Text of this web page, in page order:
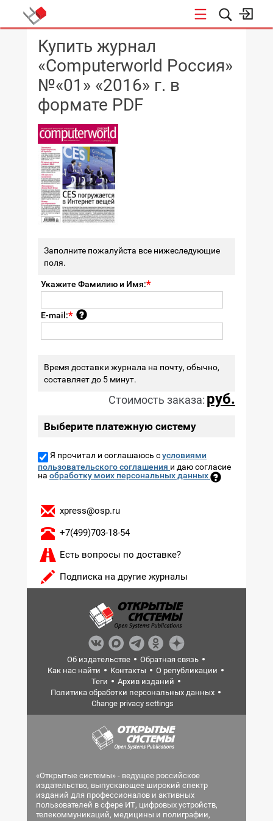
КОНФЕРЕНЦИИ
Купить журнал
«Computerworld Россия»
№«01» «2016» г. в
формате PDF
Заполните пожалуйста все нижеследующие
поля.
Укажите Фамилию и Имя:
E-mail:
Время доставки журнала на почту, обычно,
составляет до 5 минут.
Стоимость заказа: руб.
Выберите платежную систему
Я прочитал и соглашаюсь сусловиями
пользовательского соглашения и даю согласие
на обработку моих персональных данных
xpress@osp.ru
+7(499)703-18-54
Есть вопросы по доставке?
Подписка на другие журналы
Об издательстве
Обратная связь
Как нас найти
Контакты
О републикации
Теги
Архив изданий
Политика обработки персональных данных
Change privacy settings
«Открытые системы» - ведущее российское
издательство, выпускающее широкий спектр
изданий для профессионалов и активных
пользователей в сфере ИТ, цифровых устройств,
телекоммуникаций, медицины и полиграфии,